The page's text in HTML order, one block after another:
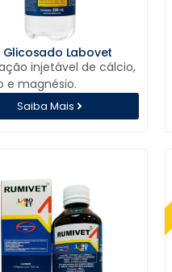
Saiba Mais
Glicosado Labovet
injetável de cálcio,
e magnésio.